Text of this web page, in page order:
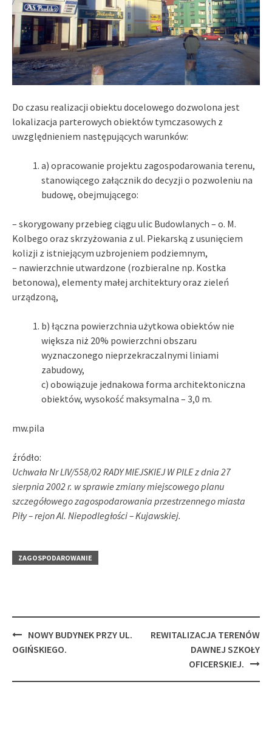
Do czasu realizacji obiektu docelowego dozwolona jest
lokalizacja parterowych obiektów tymczasowych z
uwzględnieniem następujących warunków:
a) opracowanie projektu zagospodarowania terenu,
stanowiącego załącznik do decyzji o pozwoleniu na
budowę, obejmującego:
– skorygowany przebieg ciągu ulic Budowlanych – o. M.
Kolbego oraz skrzyżowania z ul. Piekarską z usunięciem
kolizji z istniejącym uzbrojeniem podziemnym,
– nawierzchnie utwardzone (rozbieralne np. Kostka
betonowa), elementy małej architektury oraz zieleń
urządzoną,
b) łączna powierzchnia użytkowa obiektów nie
większa niż 20% powierzchni obszaru
wyznaczonego nieprzekraczalnymi liniami
zabudowy,
c) obowiązuje jednakowa forma architektoniczna
obiektów, wysokość maksymalna – 3,0 m.
mw.pila
źródło:
Uchwała Nr LIV/558/02 RADY MIEJSKIEJ W PILE z dnia 27
sierpnia 2002 r. w sprawie zmiany miejscowego planu
szczegółowego zagospodarowania przestrzennego miasta
Piły – rejon Al. Niepodległości – Kujawskiej.
ZAGOSPODAROWANIE
Post
navigation
NOWY BUDYNEK PRZY UL.
OGIŃSKIEGO.
REWITALIZACJA TERENÓW
DAWNEJ SZKOŁY
OFICERSKIEJ.